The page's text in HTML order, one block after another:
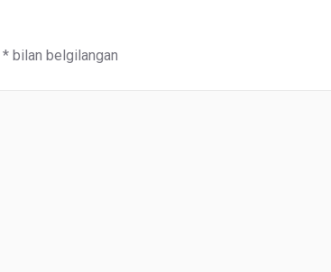
*bilan belgilangan